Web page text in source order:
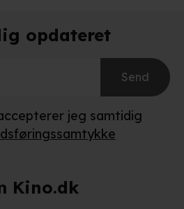
opdateret
Send
jeg samtidig
Kino.dk